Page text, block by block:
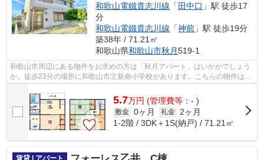
和歌山電鐵貴志川線 「 田中口 」駅 徒歩17
分
和歌山電鐵貴志川線 「神前 」駅 徒歩19分
築38年 / 71.21㎡
和歌山県和歌山市秋月519-1
和歌山市周辺にある物件をお求めの方は「秋月アパート」はいかがでしょう
か。徒歩23分の場所に和歌山市立新南小学校があります。こちらの物件はア
パートです。駅まで徒歩7分なので、ア...
5.7万円 (管理費等：- )
敷金 0ヶ月 礼金
2ヶ月
1-2階 / 3DK＋1S(納戸) / 71.21㎡